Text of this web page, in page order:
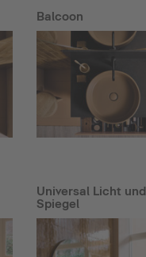
Balcoon
Universal Licht und
Spiegel